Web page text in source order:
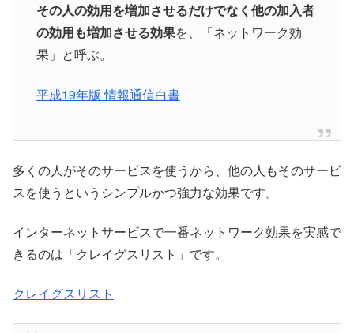
その人の効用を増加させるだけでなく他の加入者
の効用も増加させる効果を、「ネットワーク効
果」と呼ぶ。
平成19年版 情報通信白書
多くの人がそのサービスを使うから、他の人もそのサービ
スを使うというシンプルかつ強力な効果です。
インターネットサービスで一番ネットワーク効果を実感で
きるのは「クレイグスリスト」です。
クレイグスリスト